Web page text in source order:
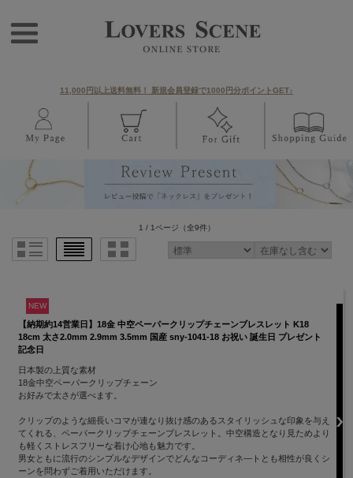
11,000円以上送料無料！ 新規会員登録で1000円分ポイントGET♪
1 / 1ページ （全9件）
NEW
【納期約14営業日】18金 中空ペーパークリップチェーンブレスレット K18
18cm 太さ2.0mm 2.9mm 3.5mm 国産 sny-1041-18 お祝い 誕生日 プレゼント
記念日
日本製の上質な素材
18金中空ペーパークリップチェーン
お好みで太さが選べます。
クリップのような細長いコマが連なり抜け感のあるスタイリッシュな印象を与え
てくれる、ペーパークリップチェーンブレスレット。中空構造となり見ためより
も軽くストレスフリーな着け心地も魅力です。
男女ともに流行のシンプルなデザインでどんなコーディネ―トとも相性が良くシ
ーンを問わずご着用いただけます。